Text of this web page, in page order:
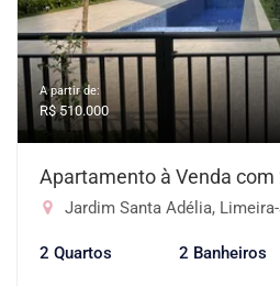
A partir de:
R$ 510.000
Apartamento à Venda com
Jardim Santa Adélia,
2 Quartos 2 Banheiros